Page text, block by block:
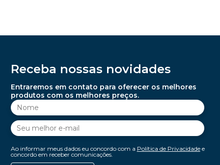
Receba nossas novidades
Entraremos em contato para oferecer os melhores
produtos com os melhores preços.
Ao informar meus dados eu concordo com a Política de Privacidadee
concordo em receber comunicações.